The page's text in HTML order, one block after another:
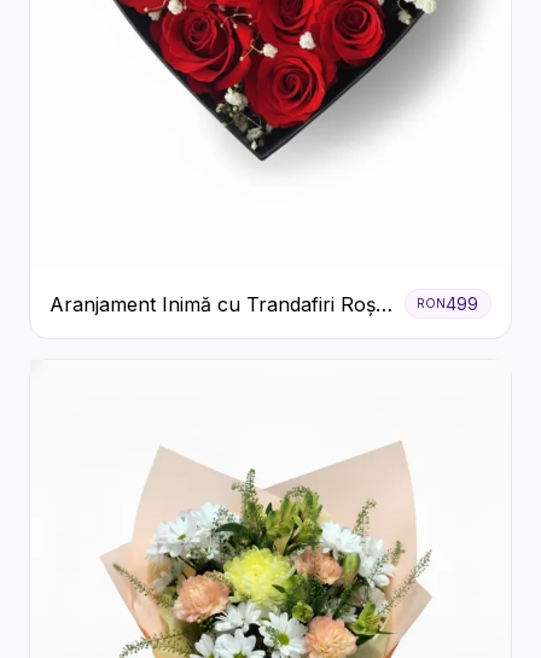
Aranjament Inimă cu Trandafiri Roșii
și Floarea Miresei
RON499